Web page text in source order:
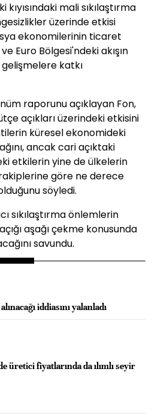
mali sıkılaştırma
üzerinde etkisi
ekonomilerinin ticaret
Euro Bölgesi'ndeki akışın
gelişmelere katkı
raporunu açıklayan Fon,
açıkları üzerindeki etkisini
küresel ekonomideki
ancak cari açıktaki
etkilerin yine de ülkelerin
rakiplerine göre ne derece
söyledi.
sıkılaştırma önlemlerin
aşağı çekme konusunda
savundu.
iddiasını yalanladı
üretici fiyatlarında da ılımlı seyir